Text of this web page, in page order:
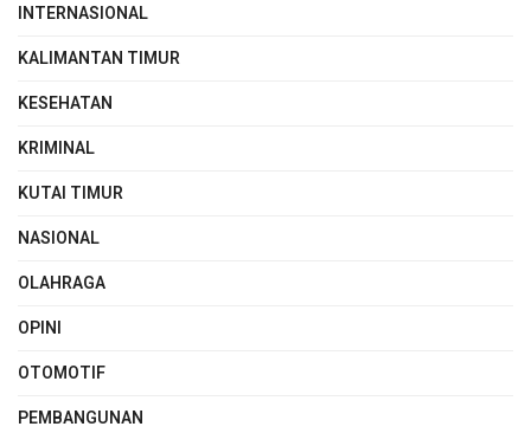
INTERNASIONAL
KALIMANTAN TIMUR
KESEHATAN
KRIMINAL
KUTAI TIMUR
NASIONAL
OLAHRAGA
OPINI
OTOMOTIF
PEMBANGUNAN